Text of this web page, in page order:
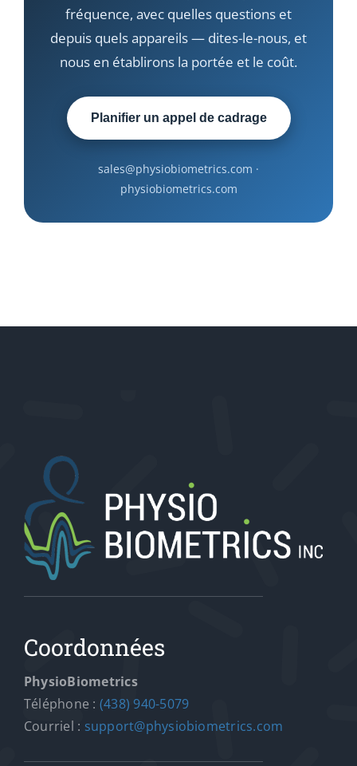
fréquence, avec quelles questions et
depuis quels appareils — dites-le-nous, et
nous en établirons la portée et le coût.
Planifier un appel de cadrage
sales@physiobiometrics.com ·
physiobiometrics.com
Coordonnées
PhysioBiometrics
Téléphone : (438) 940-5079
Courriel : support@physiobiometrics.com